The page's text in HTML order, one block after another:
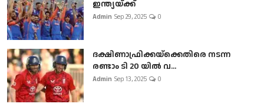
ഇന്ത്യയ്ക്ക്
Admin Sep 29, 2025 0
ദക്ഷിണാഫ്രിക്കയ്‌ക്കെതിരെ നടന്ന
രണ്ടാം ടി 20 യിൽ വ...
Admin Sep 13, 2025 0